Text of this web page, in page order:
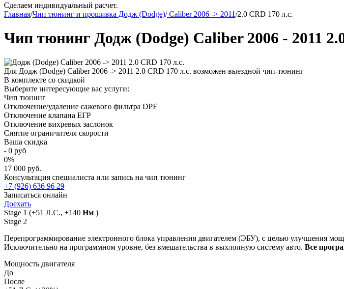
Сделаем индивидуальный расчет.
Главная/Чип тюнинг и прошивка Додж (Dodge)/Caliber 2006 -> 2011/2.0 CRD 170 л.с.
Чип тюнинг Додж (Dodge) Caliber 2006 - 2011
Для Додж (Dodge) Caliber 2006 -> 2011 2.0 CRD 170 л.с. возможен выездной чип-тюнинг
В комплекте со скидкой
Выберите интересующие вас услуги:
Чип тюнинг
Отключение/удаление сажевого фильтра DPF
Отключение клапана ЕГР
Отключение вихревых заслонок
Снятие ограничителя скорости
Ваша скидка
- 0 руб
0%
17 000 руб.
Консультация специалиста или запись на чип тюнинг
+7 (926) 636 96 29
Записаться онлайн
Доехать
Stage 1 (+51 Л.С., +140 Нм )
Stage 2
Перепрограммирование электронного блока управления двигателем (ЭБУ), с целью улучшения
Исключительно на программном уровне, без вмешательства в выхлопную систему авто. Все
Мощность двигателя
До
После